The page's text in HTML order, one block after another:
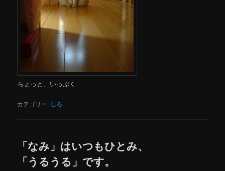
ちょっと、いっぷく
カテゴリー: しろ
「なみ」はいつもひとみ、
「うるうる」です。